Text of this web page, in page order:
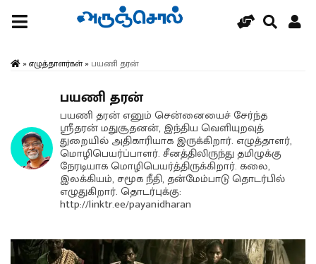
» எழுத்தாளர்கள்» பயணி தரன்
பயணி தரன்
பயணி தரன் எனும் சென்னையைச் சேர்ந்த
ஸ்ரீதரன் மதுசூதனன், இந்திய வெளியுறவுத்
துறையில் அதிகாரியாக இருக்கிறார். எழுத்தாளர்,
மொழிபெயர்ப்பாளர். சீனத்திலிருந்து தமிழுக்கு
நேரடியாக மொழிபெயர்த்திருக்கிறார். கலை,
இலக்கியம், சமூக நீதி, தன்மேம்பாடு தொடர்பில்
எழுதுகிறார். தொடர்புக்கு:
http://linktr.ee/payanidharan